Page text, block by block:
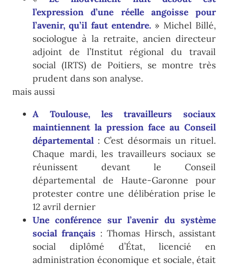
l’expression d’une réelle angoisse pour
l’avenir, qu’il faut entendre. » Michel Billé,
sociologue à la retraite, ancien directeur
adjoint de l’Institut régional du travail
social (IRTS) de Poitiers, se montre très
prudent dans son analyse.
mais aussi
A Toulouse, les travailleurs sociaux
maintiennent la pression face au Conseil
départemental : C’est désormais un rituel.
Chaque mardi, les travailleurs sociaux se
réunissent devant le Conseil
départemental de Haute-Garonne pour
protester contre une délibération prise le
12 avril dernier
Une conférence sur l’avenir du système
social français : Thomas Hirsch, assistant
social diplômé d’État, licencié en
administration économique et sociale, était